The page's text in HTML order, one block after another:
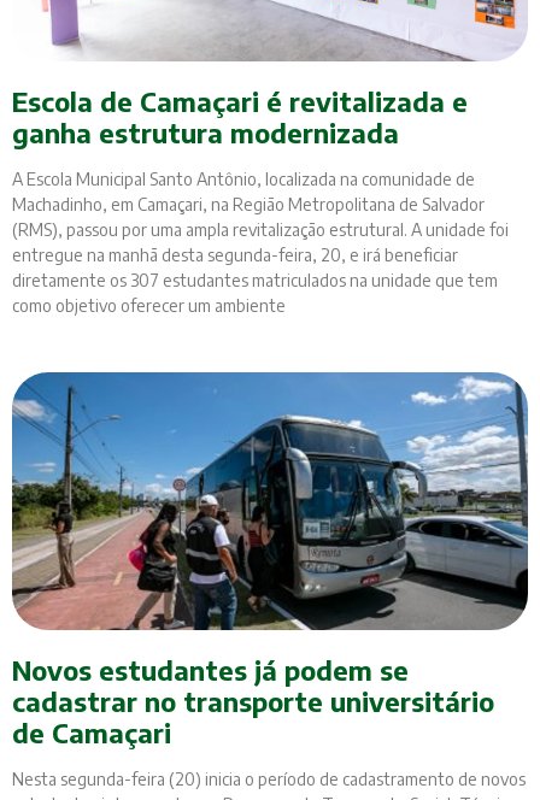
Escola de Camaçari é revitalizada e
ganha estrutura modernizada
A Escola Municipal Santo Antônio, localizada na comunidade de
Machadinho, em Camaçari, na Região Metropolitana de Salvador
(RMS), passou por uma ampla revitalização estrutural. A unidade foi
entregue na manhã desta segunda-feira, 20, e irá beneficiar
diretamente os 307 estudantes matriculados na unidade que tem
como objetivo oferecer um ambiente
Novos estudantes já podem se
cadastrar no transporte universitário
de Camaçari
Nesta segunda-feira (20) inicia o período de cadastramento de novos